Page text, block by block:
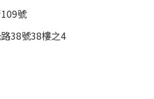
號
38號38樓之4